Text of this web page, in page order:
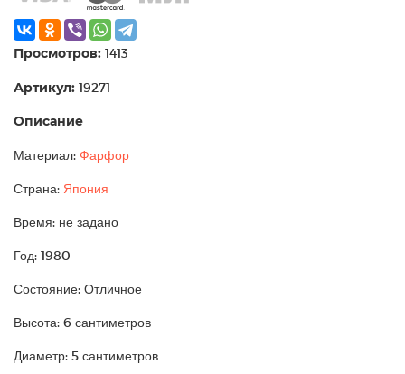
Просмотров: 1413
Артикул: 19271
Описание
Материал: Фарфор
Страна: Япония
Время: не задано
Год: 1980
Состояние: Отличное
Высота: 6 сантиметров
Диаметр: 5 сантиметров